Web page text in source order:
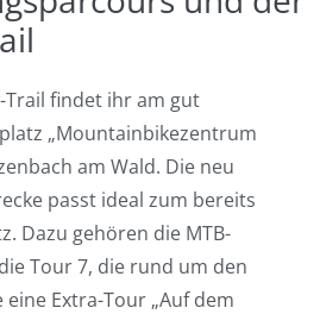
Trail findet ihr am gut
„Mountainbikezentrum
am Wald. Die neu
passt ideal zum bereits
Dazu gehören die MTB-
Tour 7, die rund um den
Extra-Tour „Auf dem